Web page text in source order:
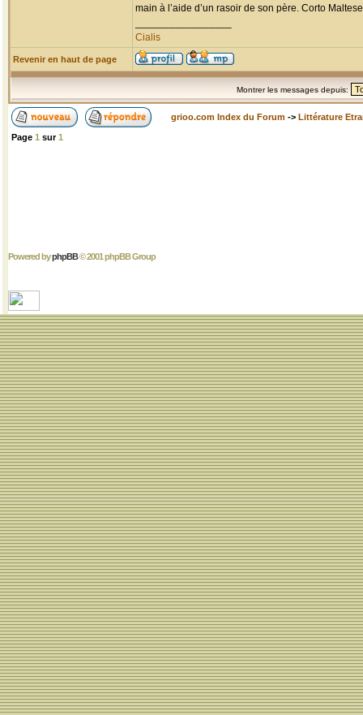
main à l’aide d’un rasoir de son père. Corto
Cialis
Revenir en haut de page
Montrer les messages depuis:
grioo.com Index du Forum -> Littérature
Page 1 sur1
Powered byphpBB© 2001 phpBB Group